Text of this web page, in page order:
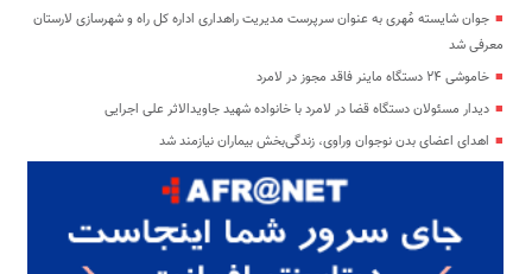
جوان شایسته مُهری به عنوان سرپرست مدیریت راهداری اداره کل راه و شهرسازی لارستان
معرفی شد
خاموشی ۲۴ دستگاه ماینر فاقد مجوز در لامرد
دیدار مسئولان دستگاه قضا در لامرد با خانواده شهید جاویدالاثر علی اجرایی
اهدای اعضای بدن نوجوان وراوی، زندگی‌بخش بیماران نیازمند شد